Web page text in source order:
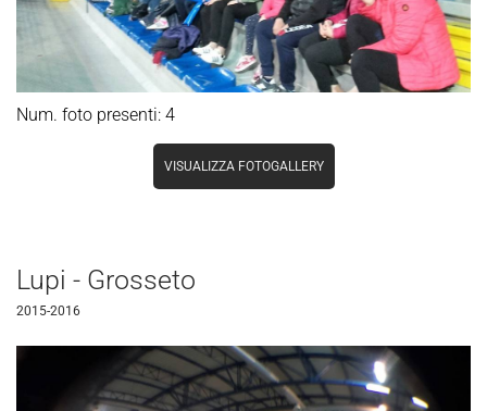
Num. foto presenti: 4
VISUALIZZA FOTOGALLERY
Lupi - Grosseto
2015-2016